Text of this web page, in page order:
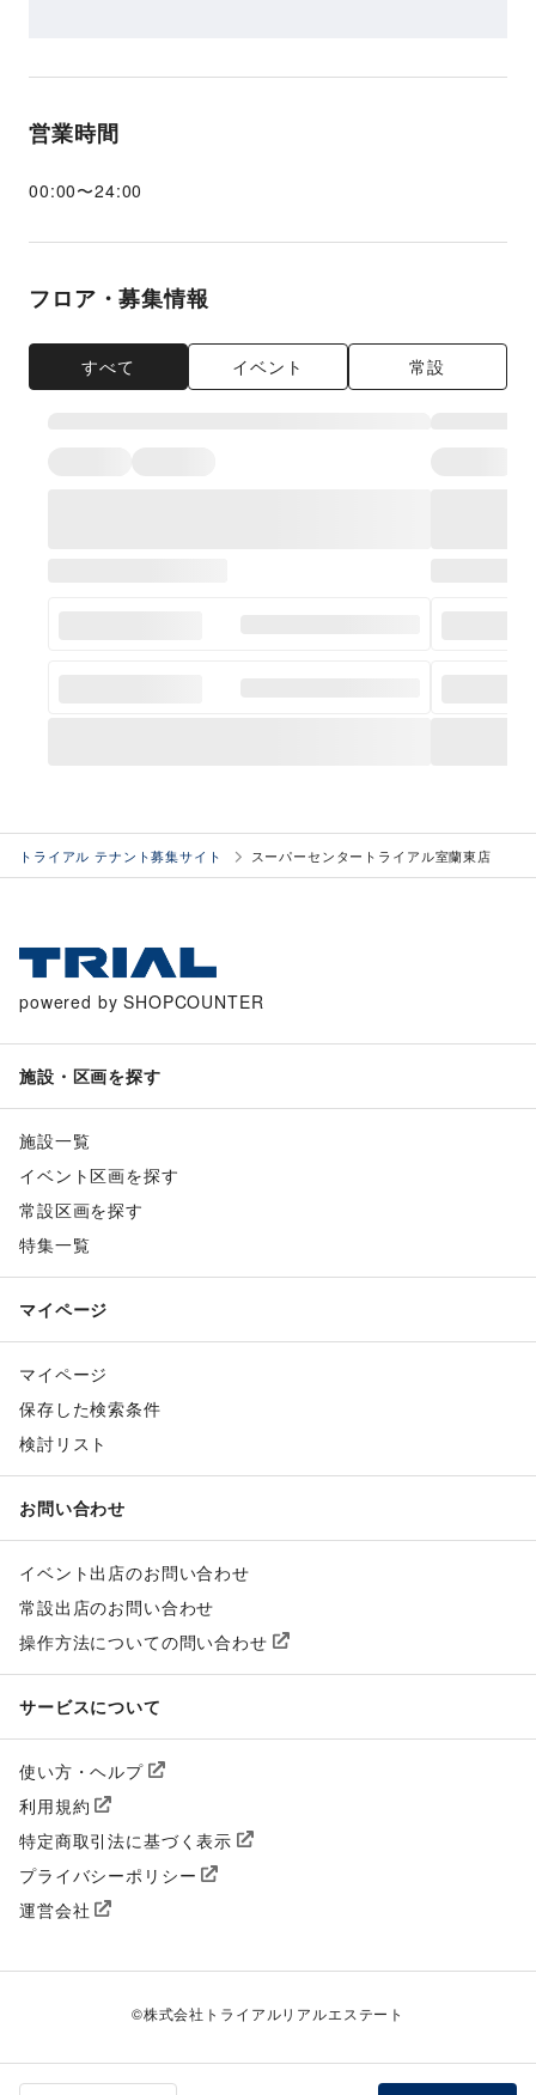
営業時間
00:00〜24:00
フロア・募集情報
すべて イベント 常設
トライアル テナント募集サイト スーパーセンタートライアル室蘭東店
powered by SHOPCOUNTER
施設・区画を探す
施設一覧
イベント区画を探す
常設区画を探す
特集一覧
マイページ
マイページ
保存した検索条件
検討リスト
お問い合わせ
イベント出店のお問い合わせ
常設出店のお問い合わせ
操作方法についての問い合わせ
サービスについて
使い方・ヘルプ
利用規約
特定商取引法に基づく表示
プライバシーポリシー
運営会社
©株式会社トライアルリアルエステート